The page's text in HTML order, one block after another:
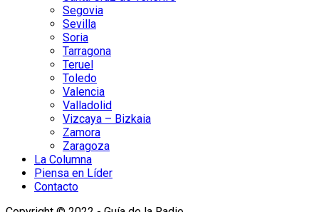
Segovia
Sevilla
Soria
Tarragona
Teruel
Toledo
Valencia
Valladolid
Vizcaya – Bizkaia
Zamora
Zaragoza
La Columna
Piensa en Líder
Contacto